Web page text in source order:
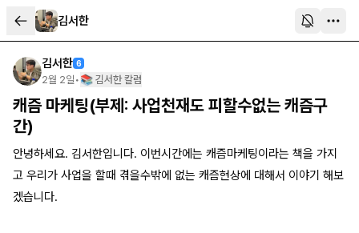
김서한
김서한 6
2월 2일 • 📚 김서한 칼럼
캐즘 마케팅(부제: 사업천재도 피할수없는 캐즘구
간)
안녕하세요. 김서한입니다. 이번시간에는 캐즘마케팅이라는 책을 가지
고 우리가 사업을 할때 겪을수밖에 없는 캐즘현상에 대해서 이야기 해보
겠습니다.